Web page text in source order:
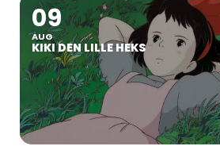
09
AUG
KIKI DEN LILLE HEKS